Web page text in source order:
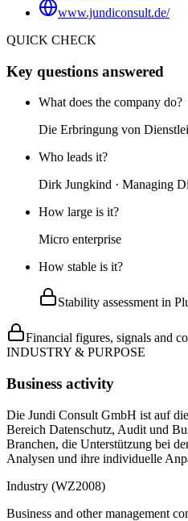
www.jundiconsult.de/
QUICK CHECK
Key questions answered
What does the company do?
Die Erbringung von
Who leads it?
Dirk Jungkind · Managing
How large is it?
Micro enterprise
How stable is it?
Stability assessment in
Financial figures, signals and
INDUSTRY & PURPOSE
Business activity
Die Jundi Consult GmbH ist auf
Bereich Datenschutz, Audit und
Branchen, die Unterstützung bei
Analysen und ihre individuelle
Industry (WZ2008)
Business and other management